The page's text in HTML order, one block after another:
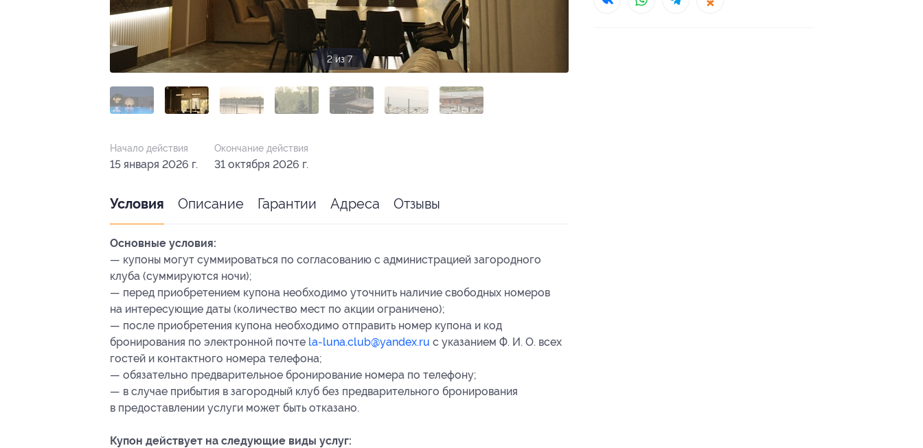
2 из 7
Начало действия
15 января 2026 г.
Окончание действия
31 октября 2026 г.
Условия Описание Гарантии Адреса Отзывы
Основные условия:
— купоны могут суммироваться по согласованию с администрацией загородного
клуба (суммируются ночи);
— перед приобретением купона необходимо уточнить наличие свободных номеров
на интересующие даты (количество мест по акции ограничено);
— после приобретения купона необходимо отправить номер купона и код
бронирования по электронной почте la-luna.club@yandex.ru с указанием Ф. И. О. всех
гостей и контактного номера телефона;
— обязательно предварительное бронирование номера по телефону;
— в случае прибытия в загородный клуб без предварительного бронирования
в предоставлении услуги может быть отказано.
Купон действует на следующие виды услуг: